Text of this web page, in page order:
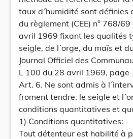
taux d´humidité sont définies
du règlement (CEE) n° 768/
avril 1969 fixant les qualités
seigle, de l´orge, du maïs et
Journal Officiel des
L 100 du 28 avril 1969, page
Art. 6. Ne sont admis à
froment tendre, le seigle et
conditions quantitatives et
1) Conditions quantitatives:
Tout détenteur est habilité à